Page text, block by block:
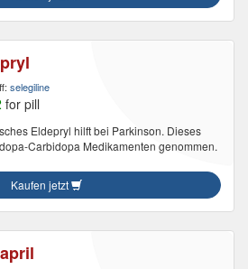
selegiline
for pill
Eldepryl hilft bei Parkinson. Dieses
Carbidopa Medikamenten genommen.
Kaufen jetzt